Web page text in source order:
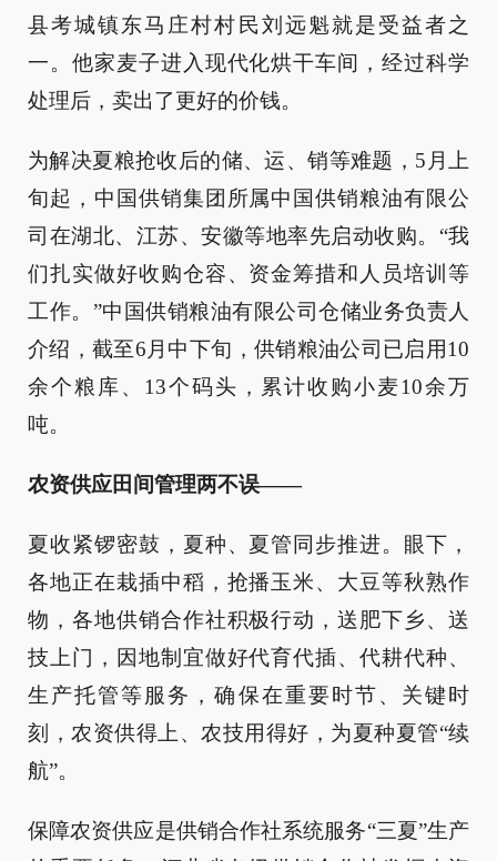
县考城镇东马庄村村民刘远魁就是受益者之
一。他家麦子进入现代化烘干车间，经过科学
处理后，卖出了更好的价钱。
为解决夏粮抢收后的储、运、销等难题，5月上
旬起，中国供销集团所属中国供销粮油有限公
司在湖北、江苏、安徽等地率先启动收购。“我
们扎实做好收购仓容、资金筹措和人员培训等
工作。”中国供销粮油有限公司仓储业务负责人
介绍，截至6月中下旬，供销粮油公司已启用10
余个粮库、13个码头，累计收购小麦10余万
吨。
农资供应田间管理两不误——
夏收紧锣密鼓，夏种、夏管同步推进。眼下，
各地正在栽插中稻，抢播玉米、大豆等秋熟作
物，各地供销合作社积极行动，送肥下乡、送
技上门，因地制宜做好代育代插、代耕代种、
生产托管等服务，确保在重要时节、关键时
刻，农资供得上、农技用得好，为夏种夏管“续
航”。
保障农资供应是供销合作社系统服务“三夏”生产